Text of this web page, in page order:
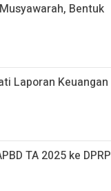
Bentuk
Laporan Keuangan
TA 2025 ke DPRP